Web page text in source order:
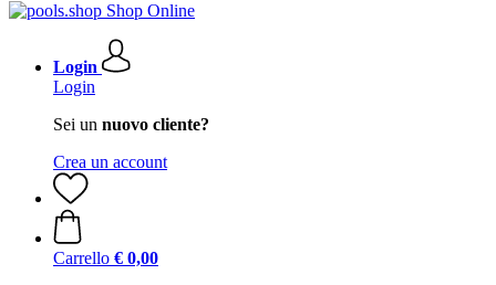
Login
Login
Sei un nuovo cliente?
Crea un account
Carrello € 0,00